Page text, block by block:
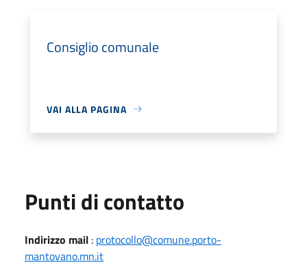
Consiglio comunale
VAI ALLA PAGINA
Punti di contatto
Indirizzo mail : protocollo@comune.porto-
mantovano.mn.it